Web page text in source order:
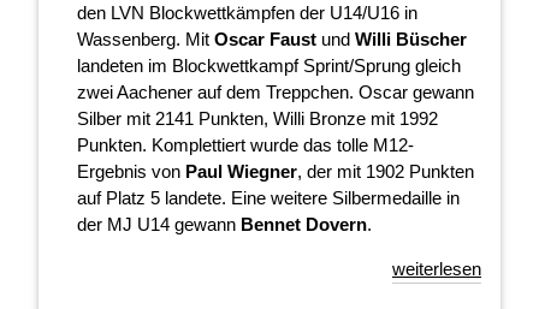
den LVN Blockwettkämpfen der U14/U16 in
Wassenberg. Mit Oscar Faust und Willi Büscher
landeten im Blockwettkampf Sprint/Sprung gleich
zwei Aachener auf dem Treppchen. Oscar gewann
Silber mit 2141 Punkten, Willi Bronze mit 1992
Punkten. Komplettiert wurde das tolle M12-
Ergebnis von Paul Wiegner, der mit 1902 Punkten
auf Platz 5 landete. Eine weitere Silbermedaille in
der MJ U14 gewann Bennet Dovern.
weiterlesen